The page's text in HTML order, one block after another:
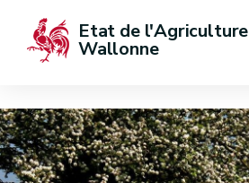
Etat de l'Agriculture
Wallonne